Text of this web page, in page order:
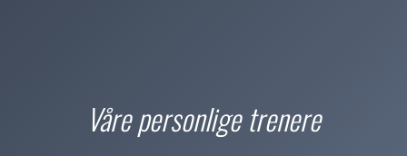
Våre personlige trenere